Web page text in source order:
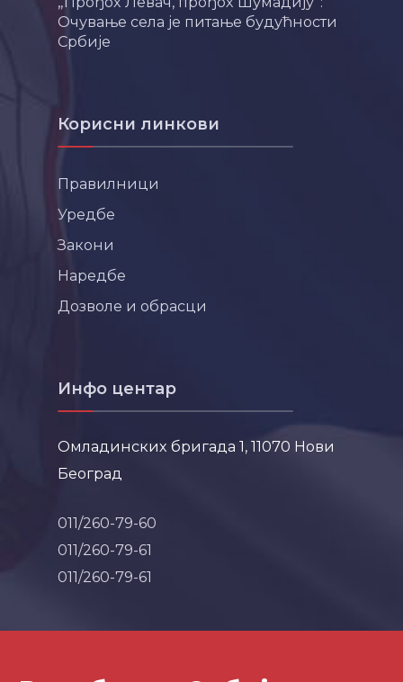
Очување села је питање будућности
Србије
Корисни линкови
Правилници
Уредбе
Закони
Наредбе
Дозволе и обрасци
Инфо центар
Омладинских бригада 1, 11070 Нови
Београд
011/260-79-60
011/260-79-61
011/260-79-61